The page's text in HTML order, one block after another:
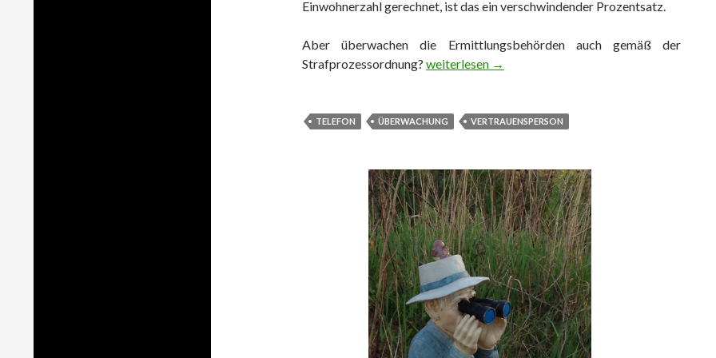
Einwohnerzahl gerechnet, ist das ein verschwindender Prozentsatz.
Aber überwachen die Ermittlungsbehörden auch gemäß der
Strafprozessordnung? Ist die Vertrauensperson vielleicht auch ein
weiterlesen →
TELEFON ÜBERWACHUNG VERTRAUENSPERSON